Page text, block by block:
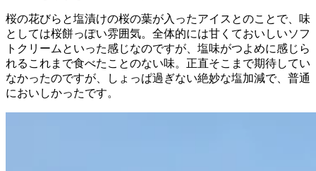
桜の花びらと塩漬けの桜の葉が入ったアイスとのことで、味
としては桜餅っぽい雰囲気。全体的には甘くておいしいソフ
トクリームといった感じなのですが、塩味がつよめに感じら
れるこれまで食べたことのない味。正直そこまで期待してい
なかったのですが、しょっぱ過ぎない絶妙な塩加減で、普通
においしかったです。